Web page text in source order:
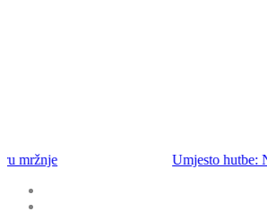
Umjesto hutbe: Ne bježimo od emaneta